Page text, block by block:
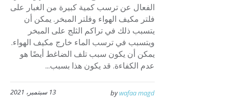
الفعال عن ترسب كمية كبيرة من الغبار على
فلتر مكيف الهواء وفلتر المبخر. يمكن أن
يتسبب ذلك في تراكم الثلج على المبخر
ويتسبب في ترسب الماء خارج مكيف الهواء.
يمكن أن يكون سبب تلف الضاغط أيضًا هو
عدم الكفاءة. قد يكون هذا بسبب...
13 سبتمبر، 2021 bywafaa magd